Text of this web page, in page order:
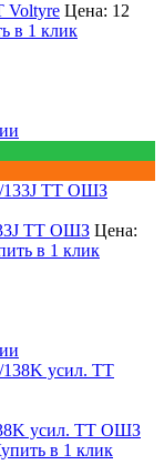
Voltyre Цена: 12
в 1 клик
TT ОШЗ Цена:
в 1 клик
усил. TT ОШЗ
в 1 клик